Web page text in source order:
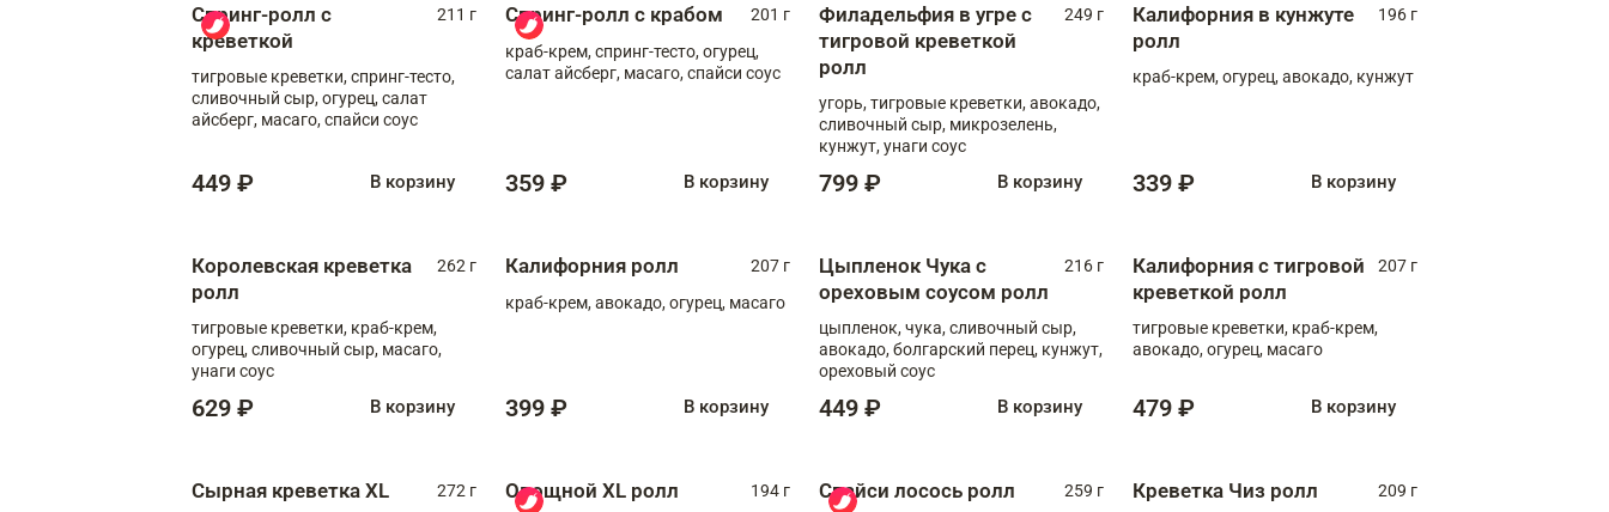
Спринг-ролл с
креветкой
211 г
тигровые креветки, спринг-тесто,
сливочный сыр, огурец, салат
айсберг, масаго, спайси соус
449 ₽ В корзину
Спринг-ролл с крабом
201 г
краб-крем, спринг-тесто, огурец,
салат айсберг, масаго, спайси соус
359 ₽ В корзину
Филадельфия в угре с
тигровой креветкой
ролл
249 г
угорь, тигровые креветки, авокадо,
сливочный сыр, микрозелень,
кунжут, унаги соус
799 ₽ В корзину
Калифорния в кунжуте
ролл
196 г
краб-крем, огурец, авокадо, кунжут
339 ₽ В корзину
Королевская креветка
ролл
262 г
тигровые креветки, краб-крем,
огурец, сливочный сыр, масаго,
унаги соус
629 ₽ В корзину
Калифорния ролл
207 г
краб-крем, авокадо, огурец, масаго
399 ₽ В корзину
Цыпленок Чука с
ореховым соусом ролл
216 г
цыпленок, чука, сливочный сыр,
авокадо, болгарский перец, кунжут,
ореховый соус
449 ₽ В корзину
Калифорния с тигровой
креветкой ролл
207 г
тигровые креветки, краб-крем,
авокадо, огурец, масаго
479 ₽ В корзину
Сырная креветка XL
272 г Овощной XL ролл 194 г Спайси лосось ролл 259 г Креветка Чиз ролл 209 г